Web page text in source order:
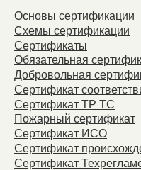
Основы сертификации
Схемы сертификации
Сертификаты
Обязательная
Добровольная
Сертификат
Сертификат ТР ТС
Пожарный сертификат
Сертификат ИСО
Сертификат
Сертификат